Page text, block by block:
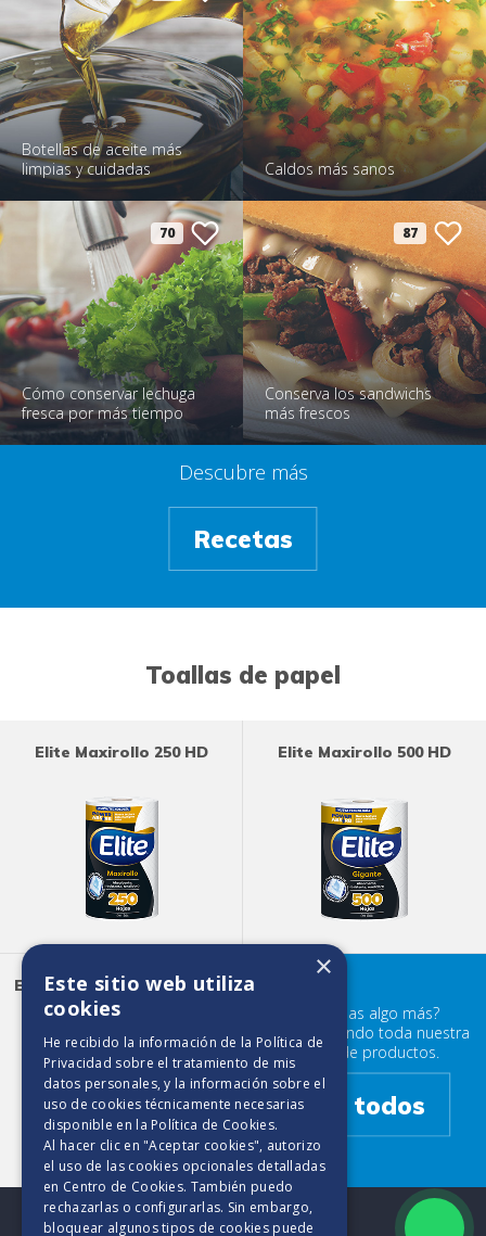
Botellas de aceite más
limpias y cuidadas
Caldos más sanos
70
Cómo conservar lechuga
fresca por más tiempo
87
Conserva los sandwichs
más frescos
Descubre más
Recetas
Toallas de papel
Elite Maxirollo 250 HD Elite Maxirollo 500 HD
Elite Ultra Absorbente 180
HD
¿Buscabas algo más?
Prueba mirando toda nuestra
familia de productos.
Ver todos
×
Este sitio web utiliza
cookies
He recibido la información de la Política de
Privacidad sobre el tratamiento de mis
datos personales, y la información sobre el
uso de cookies técnicamente necesarias
disponible en la Política de Cookies.
Al hacer clic en "Aceptar cookies", autorizo
el uso de las cookies opcionales detalladas
en Centro de Cookies. También puedo
rechazarlas o configurarlas. Sin embargo,
bloquear algunos tipos de cookies puede